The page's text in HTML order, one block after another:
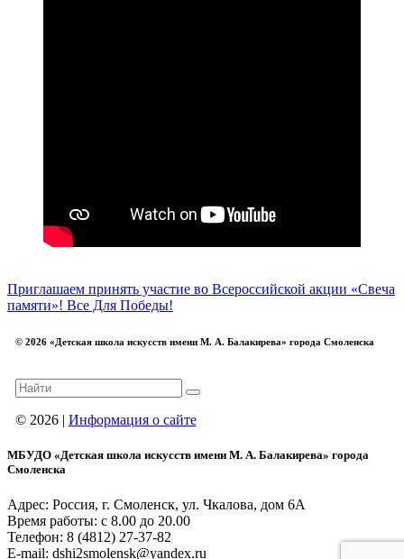
Приглашаем принять участие во Всероссийской акции «Свеча
памяти»! Все Для Победы!
© 2026 «Детская школа искусств имени М. А. Балакирева» города Смоленска
© 2026 | Информация о сайте
МБУДО «Детская школа искусств имени М. А. Балакирева» города
Смоленска
Адрес: Россия, г. Смоленск, ул. Чкалова, дом 6А
Время работы: с 8.00 до 20.00
Телефон: 8 (4812) 27-37-82
E-mail: dshi2smolensk@yandex.ru